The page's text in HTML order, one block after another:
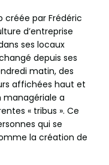
créée par Frédéric
d’entreprise
ses locaux
depuis ses
matin, des
affichées haut et
managériale a
« tribus ». Ce
qui se
la création de